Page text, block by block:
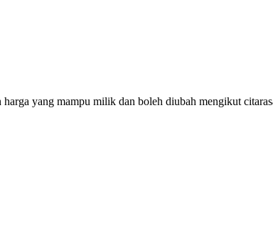
yang mampu milik dan boleh diubah mengikut